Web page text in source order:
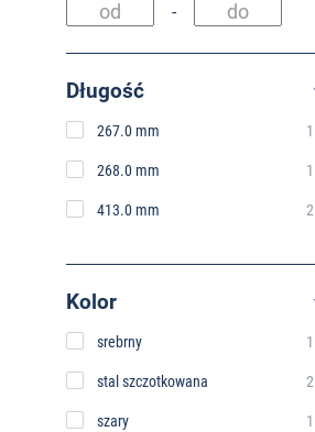
-
Długość
267.0 mm 1
268.0 mm 1
413.0 mm 2
Kolor
srebrny 1
stal szczotkowana 2
szary 1